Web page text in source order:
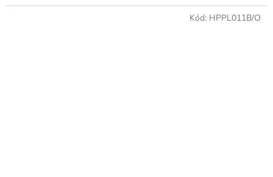
Kód: HPPL011B/O